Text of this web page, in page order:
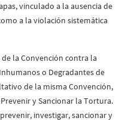
vinculado a la ausencia de
a la violación sistemática
de la Convención contra la
o Degradantes de
de la misma Convención,
y Sancionar la Tortura.
investigar, sancionar y